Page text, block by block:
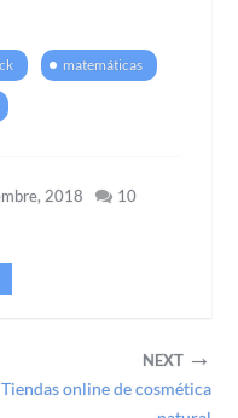
matemáticas
2018
10
NEXT →
online de cosmética